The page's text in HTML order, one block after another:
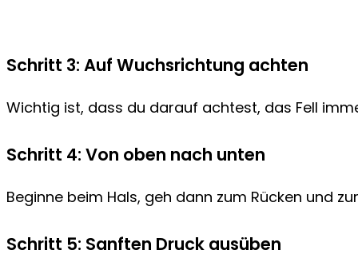
Schritt 3: Auf Wuchsrichtung achten
Wichtig ist, dass du darauf achtest, das Fell
Schritt 4: Von oben nach unten
Beginne beim Hals, geh dann zum Rücken und
Schritt 5: Sanften Druck ausüben